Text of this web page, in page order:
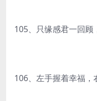
105、只缘感君一回顾
106、左手握着幸福